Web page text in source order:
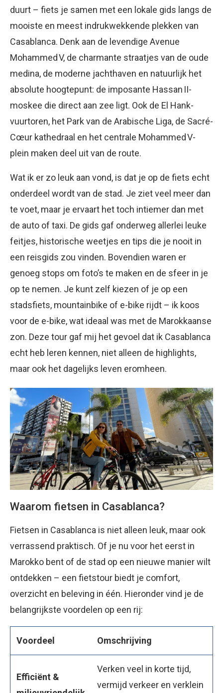
duurt – fiets je samen met een lokale gids langs de
mooiste en meest indrukwekkende plekken van
Casablanca. Denk aan de levendige Avenue
Mohammed V, de charmante straatjes van de oude
medina, de moderne jachthaven en natuurlijk het
absolute hoogtepunt: de imposante Hassan II-
moskee die direct aan zee ligt. Ook de El Hank-
vuurtoren, het Park van de Arabische Liga, de Sacré-
Cœur kathedraal en het centrale Mohammed V-
plein maken deel uit van de route.
Wat ik er zo leuk aan vond, is dat je op de fiets echt
onderdeel wordt van de stad. Je ziet veel meer dan
te voet, maar je ervaart het toch intiemer dan met
de auto of taxi. De gids gaf onderweg allerlei leuke
feitjes, historische weetjes en tips die je nooit in
een reisgids zou vinden. Bovendien waren er
genoeg stops om foto’s te maken en de sfeer in je
op te nemen. Je kunt zelf kiezen of je op een
stadsfiets, mountainbike of e-bike rijdt – ik koos
voor de e-bike, wat ideaal was met de Marokkaanse
zon. Deze tour gaf mij het gevoel dat ik Casablanca
echt heb leren kennen, niet alleen de highlights,
maar ook het dagelijks leven eromheen.
Waarom fietsen in Casablanca?
Fietsen in Casablanca is niet alleen leuk, maar ook
verrassend praktisch. Of je nu voor het eerst in
Marokko bent of de stad op een nieuwe manier wilt
ontdekken – een fietstour biedt je comfort,
overzicht en beleving in één. Hieronder vind je de
belangrijkste voordelen op een rij:
Voordeel Omschrijving
Efficiënt &
Verken veel in korte tijd,
vermijd verkeer en verklein